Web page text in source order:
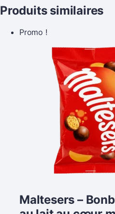
Produits similaires
Promo !
Maltesers –